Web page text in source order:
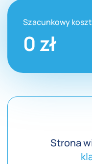
Szacunkowy
0zł
Strona